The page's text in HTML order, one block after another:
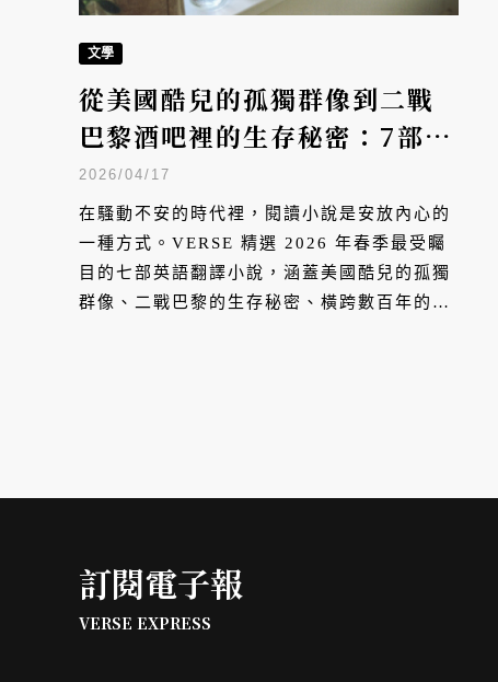
文學
從美國酷兒的孤獨群像到二戰
巴黎酒吧裡的生存秘密：7部
2026春季最受矚目外語翻譯小
說
2026/04/17
在騷動不安的時代裡，閱讀小說是安放內心的
一種方式。VERSE 精選 2026 年春季最受矚
目的七部英語翻譯小說，涵蓋美國酷兒的孤獨
群像、二戰巴黎的生存秘密、橫跨數百年的北
訂閱電子報
VERSE EXPRESS